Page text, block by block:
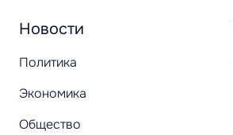
Новости
Политика
Экономика
Общество